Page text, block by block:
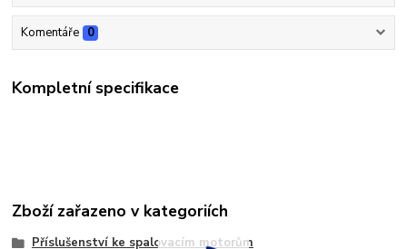
Komentáře 0
Kompletní specifikace
Zboží zařazeno v kategoriích
Příslušenství ke spalovacím motorům